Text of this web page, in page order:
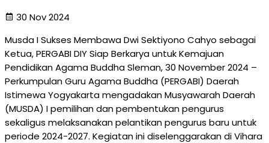
30 Nov 2024
Musda I Sukses Membawa Dwi Sektiyono Cahyo sebagai
Ketua, PERGABI DIY Siap Berkarya untuk Kemajuan
Pendidikan Agama Buddha Sleman, 30 November 2024 –
Perkumpulan Guru Agama Buddha (PERGABI) Daerah
Istimewa Yogyakarta mengadakan Musyawarah Daerah
(MUSDA) I pemilihan dan pembentukan pengurus
sekaligus melaksanakan pelantikan pengurus baru untuk
periode 2024-2027. Kegiatan ini diselenggarakan di Vihara